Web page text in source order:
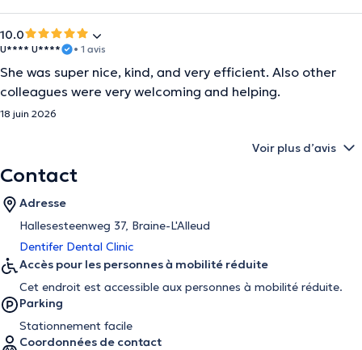
10.0
U**** U**** • 1 avis
She was super nice, kind, and very efficient. Also other
colleagues were very welcoming and helping.
18 juin 2026
Voir plus d’avis
Contact
Adresse
Hallesesteenweg 37, Braine-L'Alleud
Dentifer Dental Clinic
Accès pour les personnes à mobilité réduite
Cet endroit est accessible aux personnes à mobilité réduite.
Parking
Stationnement facile
Coordonnées de contact